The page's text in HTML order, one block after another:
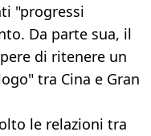
"progressi
Da parte sua, il
di ritenere un
tra Cina e Gran
le relazioni tra